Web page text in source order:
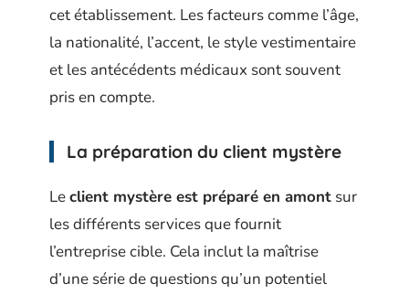
cet établissement. Les facteurs comme l’âge,
la nationalité, l’accent, le style vestimentaire
et les antécédents médicaux sont souvent
pris en compte.
La préparation du client mystère
Leclient mystère est préparé en amont sur
les différents services que fournit
l’entreprise cible. Cela inclut la maîtrise
d’une série de questions qu’un potentiel